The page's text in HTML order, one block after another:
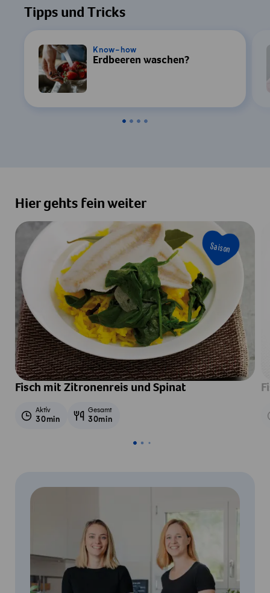
Tipps und Tricks
Know-how
Erdbeeren waschen?
Hier gehts fein weiter
Saison
Fisch mit Zitronenreis und Spinat
Aktiv
30min
Gesamt
30min